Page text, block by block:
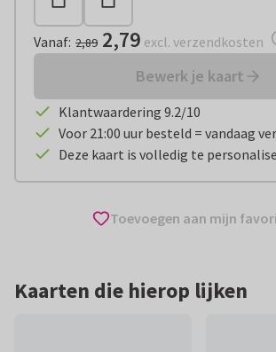
Vanaf: 2,89 2,79 excl. verzendkosten
Bewerk je kaart
Klantwaardering 9.2/10
Voor 21:00 uur besteld = vandaag
Deze kaart is volledig te
Toevoegen aan mijn
Kaarten die hierop lijken